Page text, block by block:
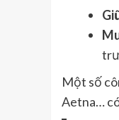
Một số
Aetna…